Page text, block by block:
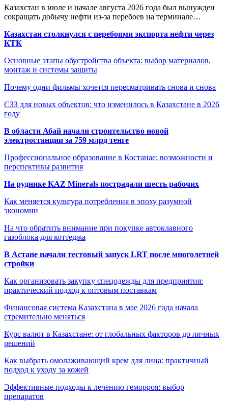
Казахстан в июле и начале августа 2026 года был вынужден
сокращать добычу нефти из-за перебоев на терминале…
Казахстан столкнулся с перебоями экспорта нефти через
КТК
Основные этапы обустройства объекта: выбор материалов,
монтаж и системы защиты
Почему одни фильмы хочется пересматривать снова и снова
СЗЗ для новых объектов: что изменилось в Казахстане в 2026
году
В области Абай начали строительство новой
электростанции за 759 млрд тенге
Профессиональное образование в Костанае: возможности и
перспективы развития
На руднике KAZ Minerals пострадали шесть рабочих
Как меняется культура потребления в эпоху разумной
экономии
На что обратить внимание при покупке автоклавного
газоблока для коттеджа
В Астане начали тестовый запуск LRT после многолетней
стройки
Как организовать закупку спецодежды для предприятия:
практический подход к оптовым поставкам
Финансовая система Казахстана в мае 2026 года начала
стремительно меняться
Курс валют в Казахстане: от глобальных факторов до личных
решений
Как выбрать омолаживающий крем для лица: практичный
подход к уходу за кожей
Эффективные подходы к лечению геморроя: выбор
препаратов